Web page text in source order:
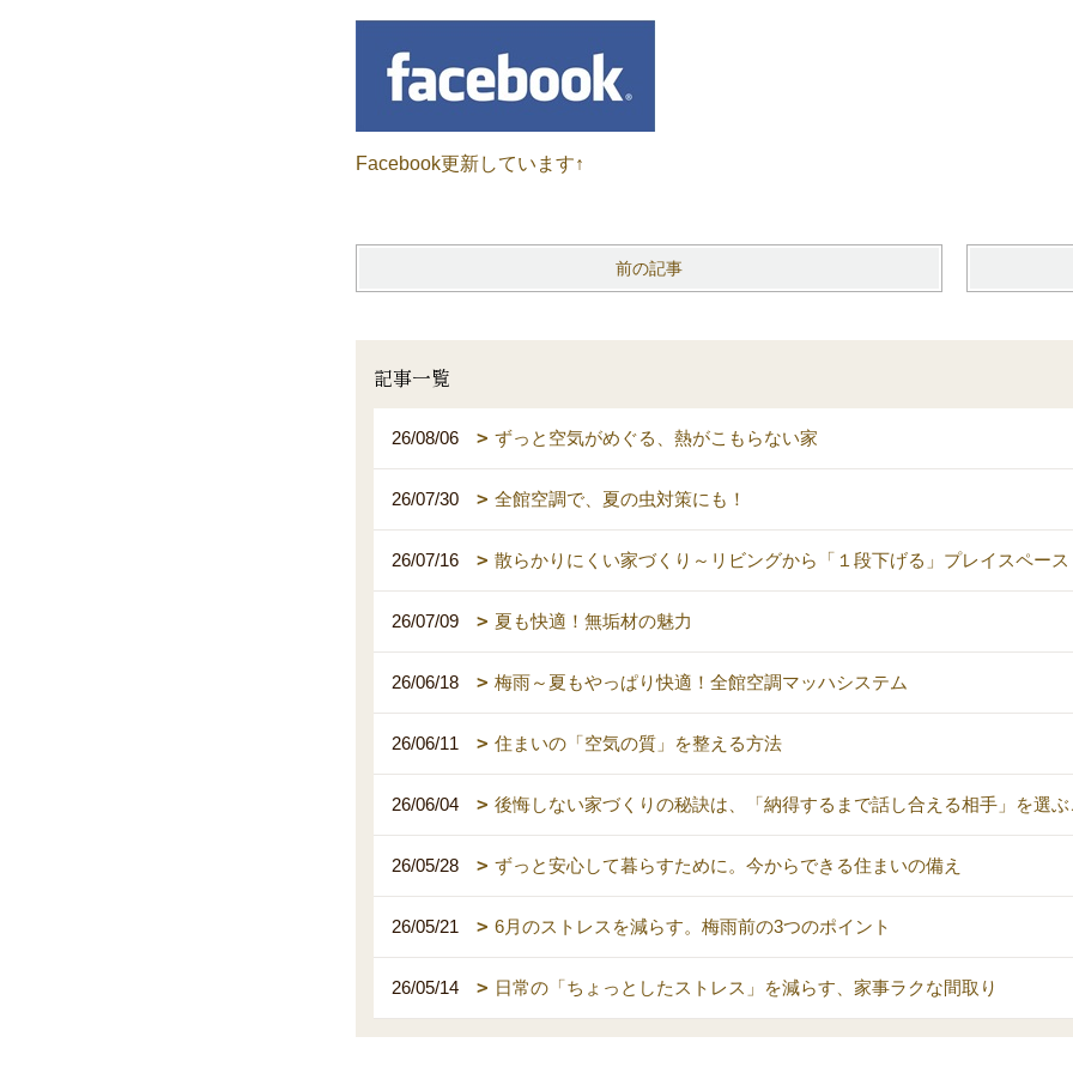
Facebook更新しています↑
前の記事
記事一覧
26/08/06 ずっと空気がめぐる、熱がこもらない家
26/07/30 全館空調で、夏の虫対策にも！
26/07/16 散らかりにくい家づくり～リビングから「１段下げる」プレイスペース
26/07/09 夏も快適！無垢材の魅力
26/06/18 梅雨～夏もやっぱり快適！全館空調マッハシステム
26/06/11 住まいの「空気の質」を整える方法
26/06/04 後悔しない家づくりの秘訣は、「納得するまで話し合える相手」を選
26/05/28 ずっと安心して暮らすために。今からできる住まいの備え
26/05/21 6月のストレスを減らす。梅雨前の3つのポイント
26/05/14 日常の「ちょっとしたストレス」を減らす、家事ラクな間取り